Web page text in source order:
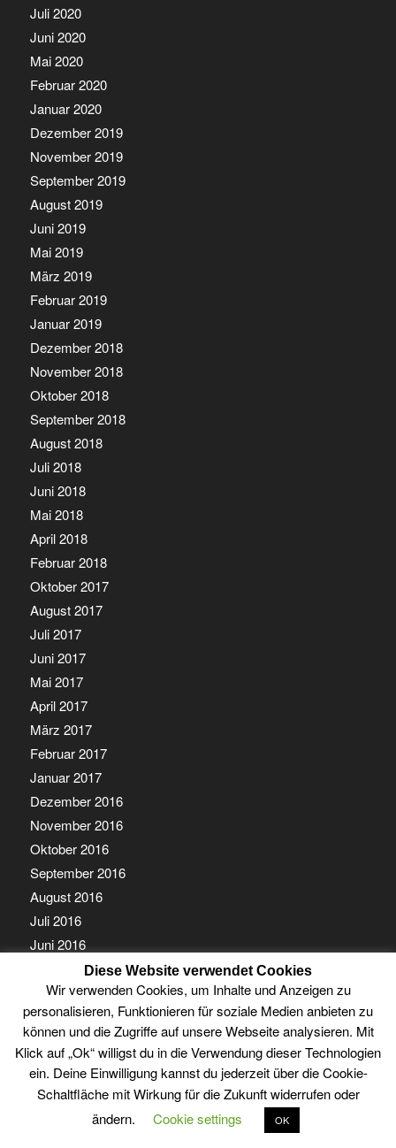
Juli 2020
Juni 2020
Mai 2020
Februar 2020
Januar 2020
Dezember 2019
November 2019
September 2019
August 2019
Juni 2019
Mai 2019
März 2019
Februar 2019
Januar 2019
Dezember 2018
November 2018
Oktober 2018
September 2018
August 2018
Juli 2018
Juni 2018
Mai 2018
April 2018
Februar 2018
Oktober 2017
August 2017
Juli 2017
Juni 2017
Mai 2017
April 2017
März 2017
Februar 2017
Januar 2017
Dezember 2016
November 2016
Oktober 2016
September 2016
August 2016
Juli 2016
Juni 2016
April 2016
März 2016
Februar 2016
Januar 2016
Dezember 2015
November 2015
Diese Website verwendet Cookies
Wir verwenden Cookies, um Inhalte und Anzeigen zu
personalisieren, Funktionieren für soziale Medien anbieten zu
können und die Zugriffe auf unsere Webseite analysieren. Mit
Klick auf „Ok“ willigst du in die Verwendung dieser Technologien
ein. Deine Einwilligung kannst du jederzeit über die Cookie-
Schaltfläche mit Wirkung für die Zukunft widerrufen oder
ändern.
Cookie settings OK